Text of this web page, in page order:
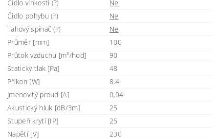
Čidlo vlhkosti (?)
Ne
Čidlo pohybu (?)
Ne
Tahový spínač (?)
Ne
Průměr [mm]
100
Průtok vzduchu [m³/hod]
90
Statický tlak [Pa]
48
Příkon [W]
8,4
Jmenovitý proud [A]
0,04
Akustický hluk [dB/3m]
25
Stupeň krytí [IP]
25
Napětí [V]
230